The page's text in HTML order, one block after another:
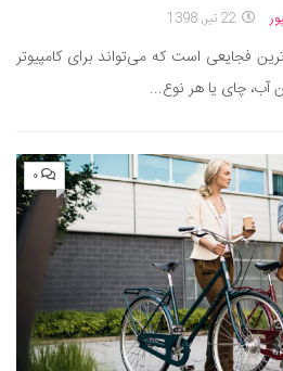
22 تیر, 1398
فجایعی است که می‌تواند برای کامپیوتر
آب، چای یا هر نوع...
۰